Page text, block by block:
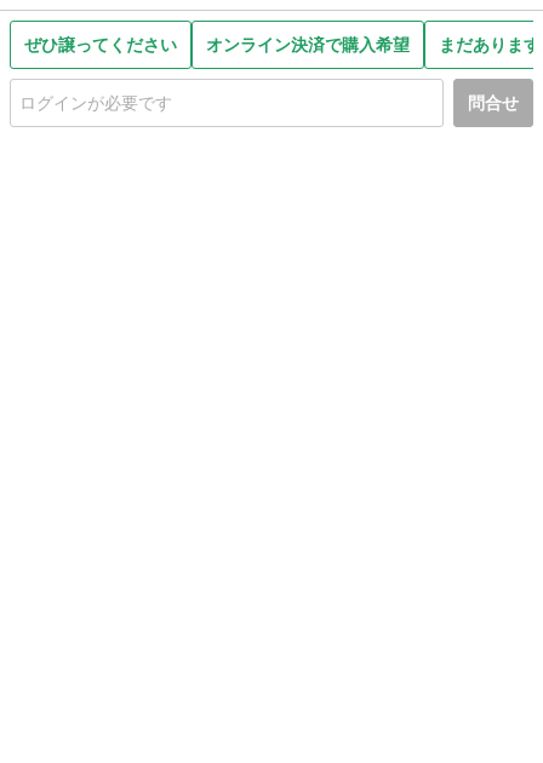
ぜひ譲ってください オンライン決済で購入希望 まだありま
問合せ